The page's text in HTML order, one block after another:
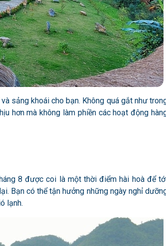
sảng khoái cho bạn. Không quá gắt như
hơn mà không làm phiền các hoạt động
8 được coi là một thời điểm hài hoà để
Bạn có thể tận hưởng những ngày nghỉ
lạnh.